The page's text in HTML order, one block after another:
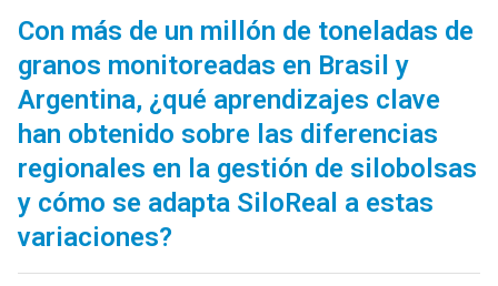
Con más de un millón de toneladas de
granos monitoreadas en Brasil y
Argentina, ¿qué aprendizajes clave
han obtenido sobre las diferencias
regionales en la gestión de silobolsas
y cómo se adapta SiloReal a estas
variaciones?